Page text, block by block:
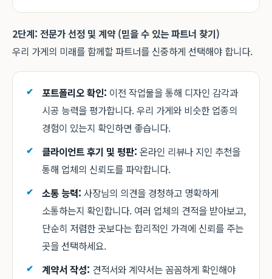
2단계: 전문가 선정 및 계약 (믿을 수 있는 파트너 찾기)
우리 가게의 미래를 함께할 파트너를 신중하게 선택해야 합니다.
포트폴리오 확인: 이전 작업물을 통해 디자인 감각과
시공 능력을 평가합니다. 우리 가게와 비슷한 업종의
경험이 있는지 확인하면 좋습니다.
클라이언트 후기 및 평판: 온라인 리뷰나 지인 추천을
통해 업체의 신뢰도를 파악합니다.
소통 능력: 사장님의 의견을 경청하고 명확하게
소통하는지 확인합니다. 여러 업체의 견적을 받아보고,
단순히 저렴한 곳보다는 합리적인 가격에 신뢰를 주는
곳을 선택하세요.
계약서 작성: 견적서와 계약서는 꼼꼼하게 확인해야